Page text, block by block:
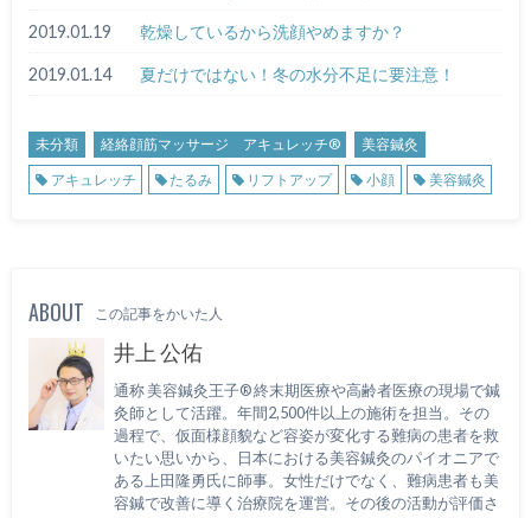
2019.01.19 乾燥しているから洗顔やめますか？
2019.01.14 夏だけではない！冬の水分不足に要注意！
未分類 経絡顔筋マッサージ アキュレッチ®
美容鍼灸
アキュレッチ
たるみ リフトアップ 小顔 美容鍼灸
ABOUT この記事をかいた人
井上 公佑
通称 美容鍼灸王子® 終末期医療や高齢者医療の現場で鍼
灸師として活躍。年間2,500件以上の施術を担当。その
過程で、仮面様顔貌など容姿が変化する難病の患者を救
いたい思いから、日本における美容鍼灸のパイオニアで
ある上田隆勇氏に師事。女性だけでなく、難病患者も美
容鍼で改善に導く治療院を運営。その後の活動が評価さ